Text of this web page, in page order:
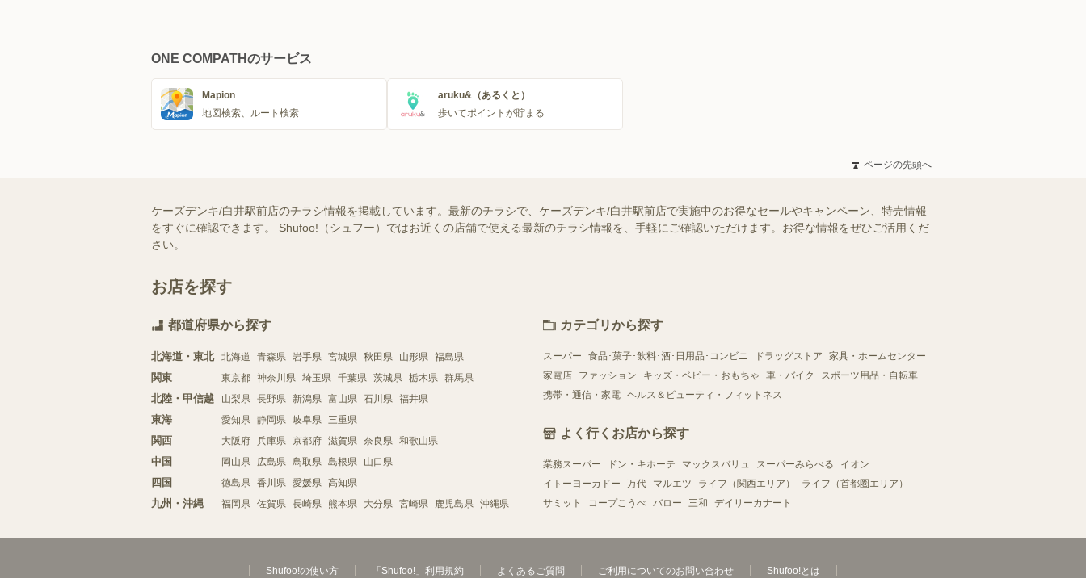
ONE COMPATHのサービス
Mapion
地図検索、ルート検索
aruku&（あるくと）
歩いてポイントが貯まる
ページの先頭へ
ケーズデンキ/白井駅前店のチラシ情報を掲載しています。最新のチラシで、ケーズデンキ/白井駅前店で実施中のお得なセールやキャンペーン、特売情報
をすぐに確認できます。 Shufoo!（シュフー）ではお近くの店舗で使える最新のチラシ情報を、手軽にご確認いただけます。お得な情報をぜひご活用くだ
さい。
お店を探す
都道府県から探す
北海道・東北 北海道 青森県 岩手県 宮城県 秋田県 山形県 福島県
関東 東京都 神奈川県 埼玉県 千葉県 茨城県 栃木県 群馬県
北陸・甲信越 山梨県 長野県 新潟県 富山県 石川県 福井県
東海 愛知県 静岡県 岐阜県 三重県
関西 大阪府 兵庫県 京都府 滋賀県 奈良県 和歌山県
中国 岡山県 広島県 鳥取県 島根県 山口県
四国 徳島県 香川県 愛媛県 高知県
九州・沖縄 福岡県 佐賀県 長崎県 熊本県 大分県 宮崎県 鹿児島県 沖縄県
カテゴリから探す
スーパー 食品･菓子･飲料･酒･日用品･コンビニ ドラッグストア
家具・ホームセンター
家電店
ファッション キッズ・ベビー・おもちゃ 車・バイク
スポーツ用品・自転車
携帯・通信・家電 ヘルス＆ビューティ・フィットネス
よく行くお店から探す
業務スーパー ドン・キホーテ マックスバリュ スーパーみらべる
イオン
イトーヨーカドー
万代 マルエツ ライフ（関西エリア）
ライフ（首都圏エリア）
サミット
コープこうべ バロー 三和 デイリーカナート
Shufoo!の使い方 「Shufoo!」利用規約 よくあるご質問 ご利用についてのお問い合わせ Shufoo!とは